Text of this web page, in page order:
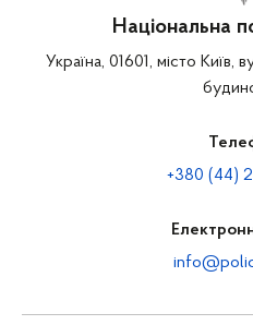
Національна
Україна, 01601, місто Київ,
+380 (44)